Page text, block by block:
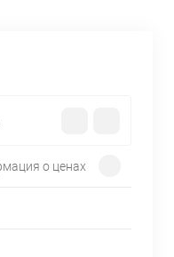
о ценах